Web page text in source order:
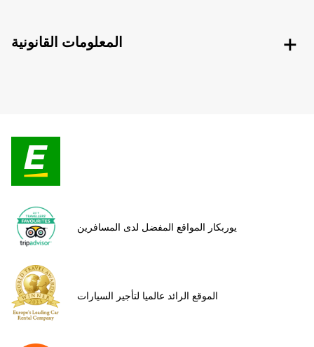
المعلومات القانونية
يوربكار المواقع المفضل لدى المسافرين
الموقع الرائد عالميا لتأجير السيارات